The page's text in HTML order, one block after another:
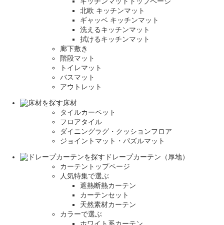
北欧 キッチンマット
ギャッベ キッチンマット
洗えるキッチンマット
拭けるキッチンマット
廊下敷き
階段マット
トイレマット
バスマット
アウトレット
床材
タイルカーペット
フロアタイル
ダイニングラグ・クッションフロア
ジョイントマット・パズルマット
ドレープカーテン（厚地）
カーテントップページ
人気特集で選ぶ
遮熱断熱カーテン
カーテンセット
天然素材カーテン
カラーで選ぶ
ホワイト系カーテン